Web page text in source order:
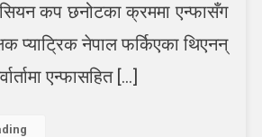
कप छनोटका क्रममा एन्फासँग
प्याट्रिक नेपाल फर्किएका थिएनन्
एन्फासहित […]